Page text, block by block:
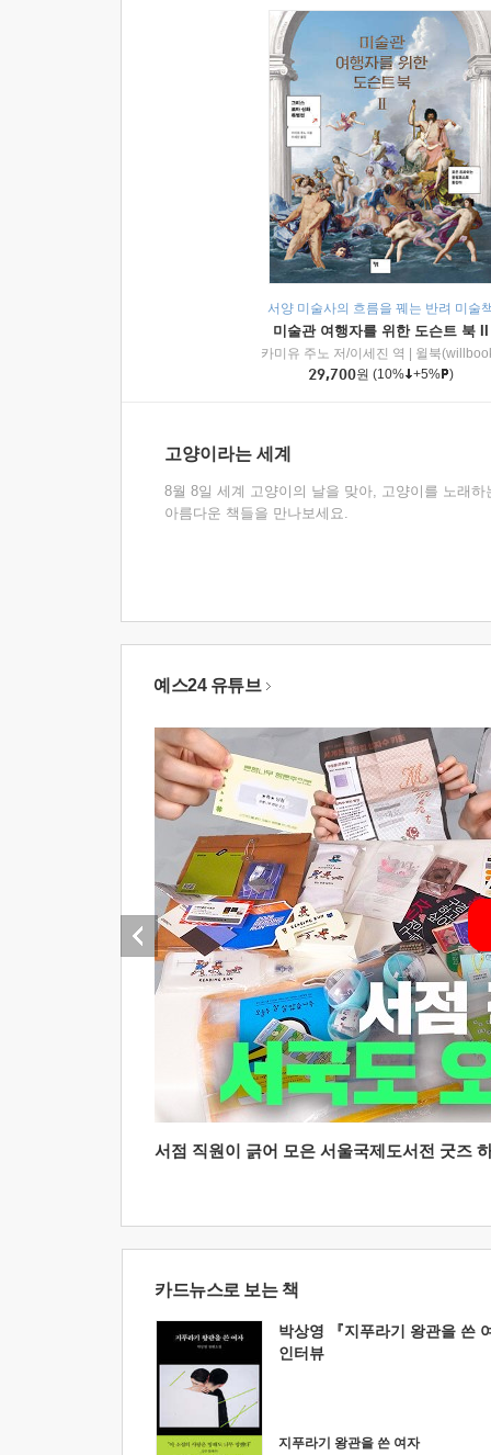
서양 미술사의 흐름을 꿰는 반려 미술
미술관 여행자를 위한 도슨트 북 II
카미유 주노 저/이세진 역
윌북
29,700원 (10% +5% )
고양이라는 세계
8월 8일 세계 고양이의 날을 맞아, 고양이를 노래하
아름다운 책들을 만나보세요.
예스24 유튜브
서점 직원이 긁어 모은 서울국제도서전 굿즈
카드뉴스로 보는 책
박상영 『지푸라기 왕관을 쓴
인터뷰
지푸라기 왕관을 쓴 여자